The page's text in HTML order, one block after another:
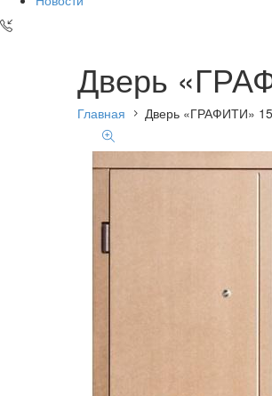
Дверь
Главная Дверь «ГРАФИТИ»